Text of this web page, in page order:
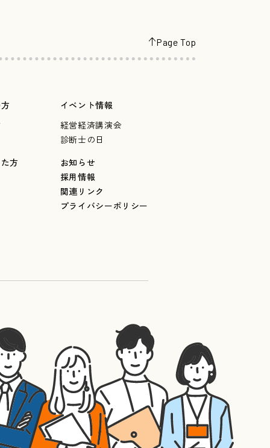
Page Top
方
イベント情報
経営経済講演会
診断士の日
お知らせ
採用情報
関連リンク
プライバシーポリシー